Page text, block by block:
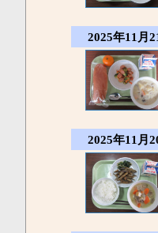
2025年11月
2025年11月